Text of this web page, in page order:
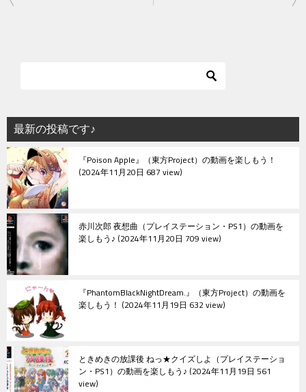
シ
ョ
ン
最新の投稿です♪
『Poison Apple』（東方Project）の動画を楽しもう！
2024年11月20日 687 view
赤川次郎 夜想曲（プレイステーション・PS1）の動画を
楽しもう♪ 2024年11月20日 709 view
『PhantomBlackNightDream.』（東方Project）の動画を
楽しもう！ 2024年11月19日 632 view
ときめきの放課後 ねっ★クイズしよ（プレイステーショ
ン・PS1）の動画を楽しもう♪ 2024年11月19日 561
view